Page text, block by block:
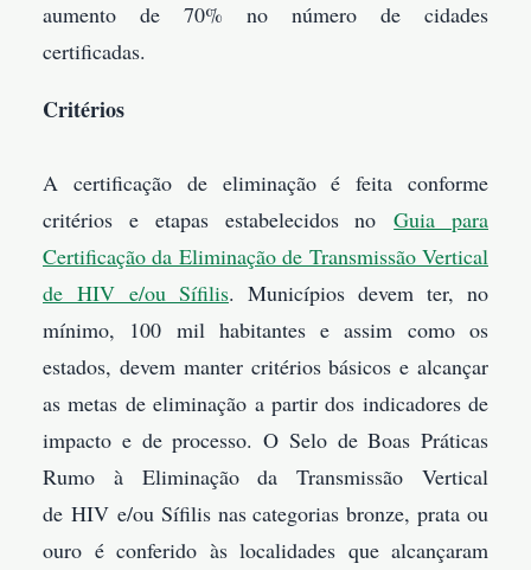
aumento de 70% no número de cidades
certificadas.
Critérios
A certificação de eliminação é feita conforme
critérios e etapas estabelecidos noGuia para
Certificação da Eliminação de Transmissão Vertical
de HIV e/ou Sífilis. Municípios devem ter, no
mínimo, 100 mil habitantes e assim como os
estados, devem manter critérios básicos e alcançar
as metas de eliminação a partir dos indicadores de
impacto e de processo. O Selo de Boas Práticas
Rumo à Eliminação da Transmissão Vertical
de HIV e/ou Sífilis nas categorias bronze, prata ou
ouro é conferido às localidades que alcançaram